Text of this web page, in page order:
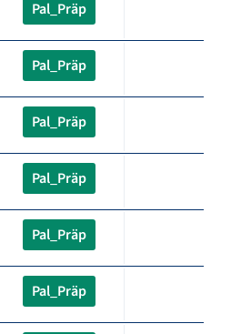
Pal_Präp
Pal_Präp
Pal_Präp
Pal_Präp
Pal_Präp
Pal_Präp